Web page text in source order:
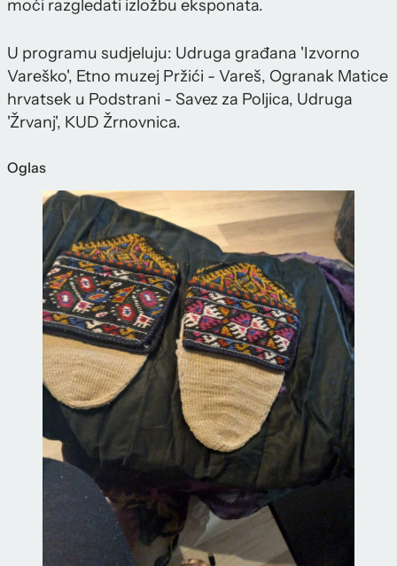
moći razgledati izložbu eksponata.
U programu sudjeluju: Udruga građana 'Izvorno
Vareško', Etno muzej Pržići - Vareš, Ogranak Matice
hrvatsek u Podstrani - Savez za Poljica, Udruga
'Žrvanj', KUD Žrnovnica.
Oglas